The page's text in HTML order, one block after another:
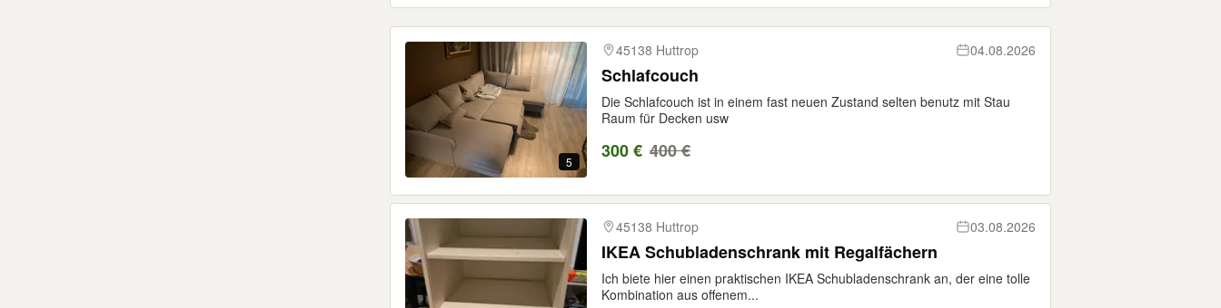
5
45138 Huttrop 04.08.2026
Schlafcouch
Die Schlafcouch ist in einem fast neuen Zustand selten benutz mit Stau
Raum für Decken usw
300 € 400 €
45138 Huttrop 03.08.2026
IKEA Schubladenschrank mit Regalfächern
Ich biete hier einen praktischen IKEA Schubladenschrank an, der eine tolle
Kombination aus offenem...